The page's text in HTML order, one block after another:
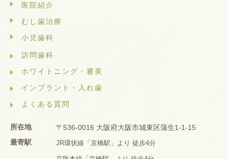
医院紹介
むし歯治療
小児歯科
訪問歯科
ホワイトニング・審美
インプラント・入れ歯
よくある質問
所在地
〒536-0016 大阪府大阪市城東区蒲生1-1-15
最寄駅
JR環状線「京橋駅」より 徒歩4分